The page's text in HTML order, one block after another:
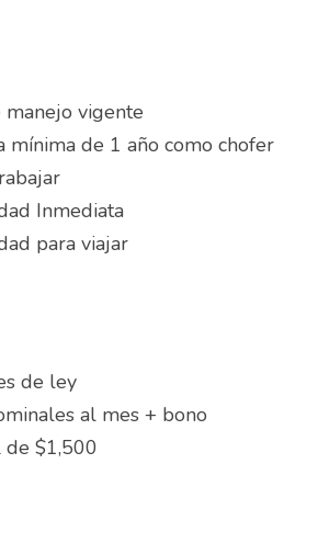
CONTABLE
General
manejo vigente
mínima de 1 año como chofer
Inmediata
para viajar
al mes + bono
de $1,500